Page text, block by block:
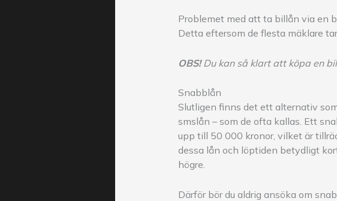
Problemet med att ta billån via en
Detta eftersom de flesta mäklare
OBS!Du kan så klart att köpa en
Snabblån
Slutligen finns det ett alternativ
smslån – som de ofta kallas. Ett
upp till 50 000 kronor, vilket är
dessa lån och löptiden betydligt
högre.
Därför bör du aldrig ansöka om